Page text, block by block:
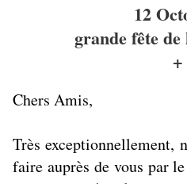
12
grande fête
+
Chers Amis,
Très exceptionnellement,
faire auprès de vous par